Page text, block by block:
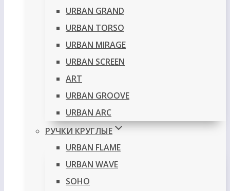
URBAN GRAND
URBAN TORSO
URBAN MIRAGE
URBAN SCREEN
ART
URBAN GROOVE
URBAN ARC
РУЧКИ КРУГЛЫЕ
URBAN FLAME
URBAN WAVE
SOHO